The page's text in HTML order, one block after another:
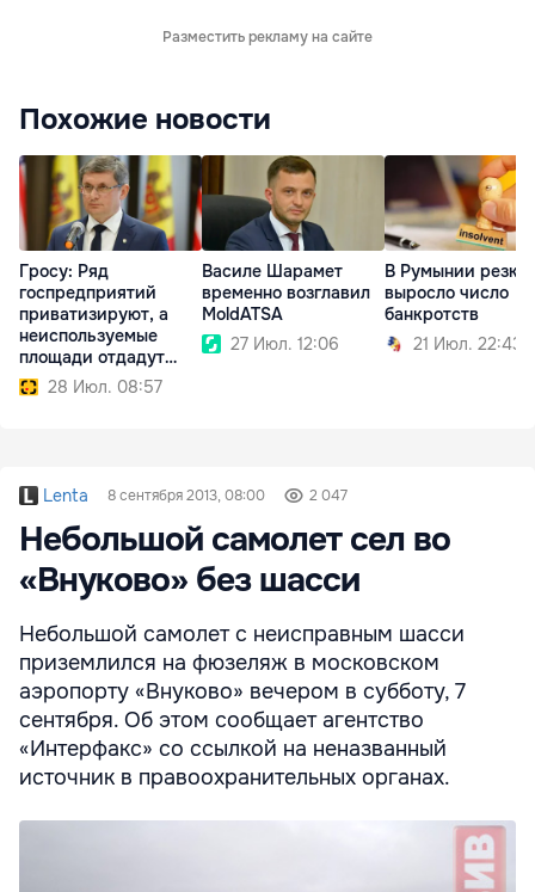
Разместить рекламу на сайте
Похожие новости
Гросу: Ряд
госпредприятий
приватизируют, а
неиспользуемые
площади отдадут
инвесторам
28 Июл. 08:57
Василе Шарамет
временно возглавил
MoldATSA
27 Июл. 12:06
В Румынии резко
выросло число
банкротств
21 Июл. 22:43
Lenta 8 сентября 2013, 08:00 2 047
Небольшой самолет сел во
«Внуково» без шасси
Небольшой самолет с неисправным шасси
приземлился на фюзеляж в московском
аэропорту «Внуково» вечером в субботу, 7
сентября. Об этом сообщает агентство
«Интерфакс» со ссылкой на неназванный
источник в правоохранительных органах.